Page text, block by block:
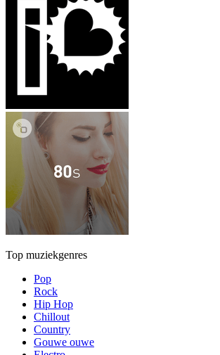
Top muziekgenres
Pop
Rock
Hip Hop
Chillout
Country
Gouwe ouwe